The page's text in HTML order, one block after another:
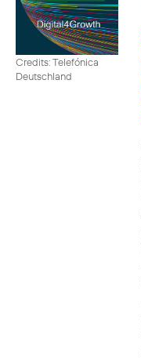
Credits: Telefónica
Deutschland